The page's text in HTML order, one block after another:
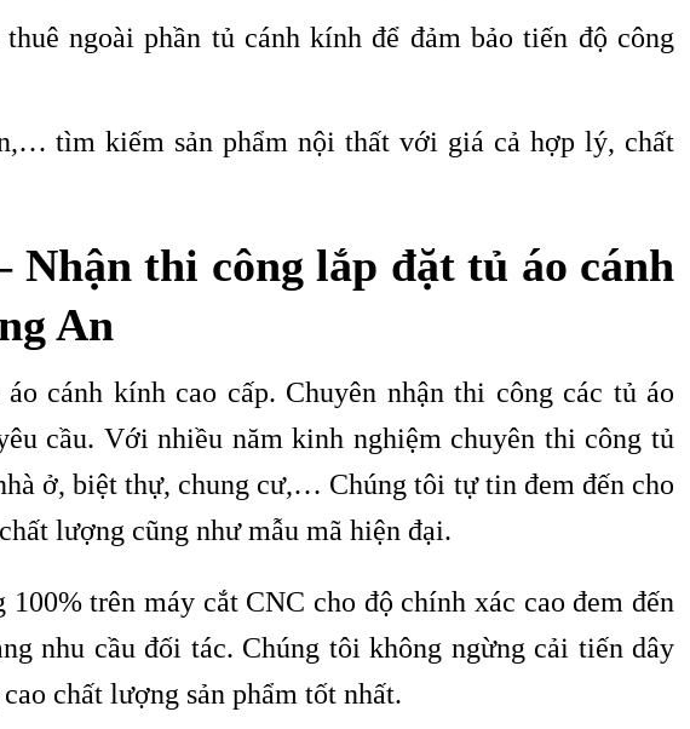
ngoài phần tủ cánh kính để đảm bảo tiến độ công
tìm kiếm sản phẩm nội thất với giá cả hợp lý, chất
Nhận thi công lắp đặt tủ áo cánh
An
cánh kính cao cấp. Chuyên nhận thi công các tủ áo
cầu. Với nhiều năm kinh nghiệm chuyên thi công tủ
ở, biệt thự, chung cư,… Chúng tôi tự tin đem đến cho
lượng cũng như mẫu mã hiện đại.
trên máy cắt CNC cho độ chính xác cao đem đến
nhu cầu đối tác. Chúng tôi không ngừng cải tiến dây
chất lượng sản phẩm tốt nhất.